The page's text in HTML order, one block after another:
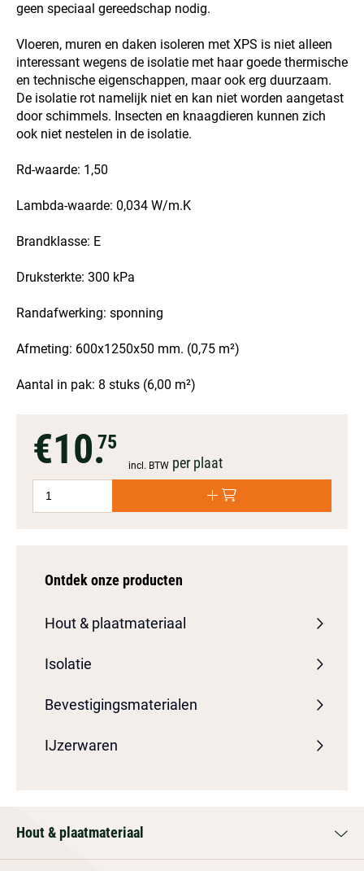
geen speciaal gereedschap nodig.
Vloeren, muren en daken isoleren met XPS is niet alleen
interessant wegens de isolatie met haar goede thermische
en technische eigenschappen, maar ook erg duurzaam.
De isolatie rot namelijk niet en kan niet worden aangetast
door schimmels. Insecten en knaagdieren kunnen zich
ook niet nestelen in de isolatie.
Rd-waarde: 1,50
Lambda-waarde: 0,034 W/m.K
Brandklasse: E
Druksterkte: 300 kPa
Randafwerking: sponning
Afmeting: 600x1250x50 mm. (0,75 m²)
Aantal in pak: 8 stuks (6,00 m²)
€10.75
incl. BTW per plaat
Ontdek onze producten
Hout & plaatmateriaal
Isolatie
Bevestigingsmaterialen
IJzerwaren
Hout & plaatmateriaal